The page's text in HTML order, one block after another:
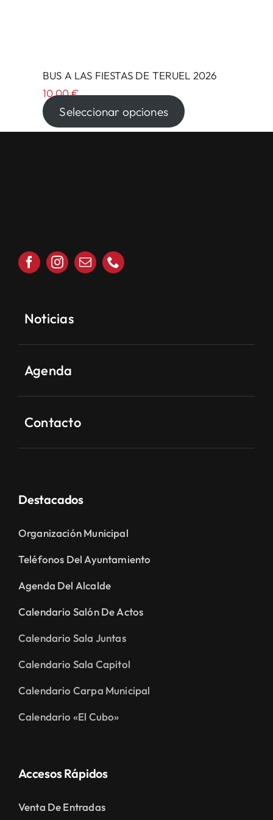
BUS A LAS FIESTAS DE TERUEL 2026
10,00€
Seleccionar opciones
Noticias
Agenda
Contacto
Destacados
Organización Municipal
Teléfonos Del Ayuntamiento
Agenda Del Alcalde
Calendario Salón De Actos
Calendario Sala Juntas
Calendario Sala Capitol
Calendario Carpa Municipal
Calendario «El Cubo»
Accesos Rápidos
Venta De Entradas